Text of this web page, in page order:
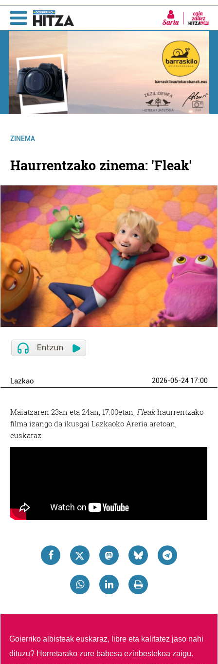
Sartu
ZINEMA
Haurrentzako zinema: 'Fleak'
Lazkao 2026-05-24 17:00
Maiatzaren 23an eta 24an, 17:00etan, Fleakhaurrentzako
filma izango da ikusgai Lazkaoko Areria aretoan,
euskaraz.
Goierriko albisteak euskaraz, libre eta kalitatez jaso nahi
dituzu? Horretarako zure babesa ezinbestekoa zaigu.